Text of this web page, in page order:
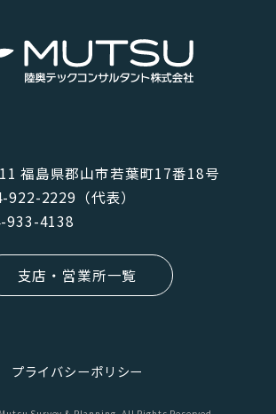
福島県郡⼭市若葉町17番18号
922-2229（代表）
933-4138
支店・営業所一覧
プライバシーポリシー